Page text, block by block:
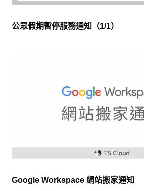
公眾假期暫停服務通知（1/1）
Google Workspace 網站搬家通知